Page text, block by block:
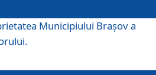
Municipiului Braşov a